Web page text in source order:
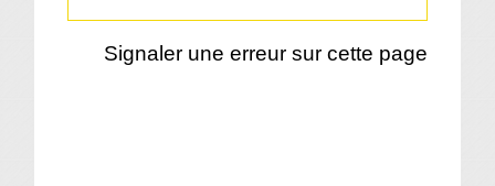
Signaler une erreur sur cette page